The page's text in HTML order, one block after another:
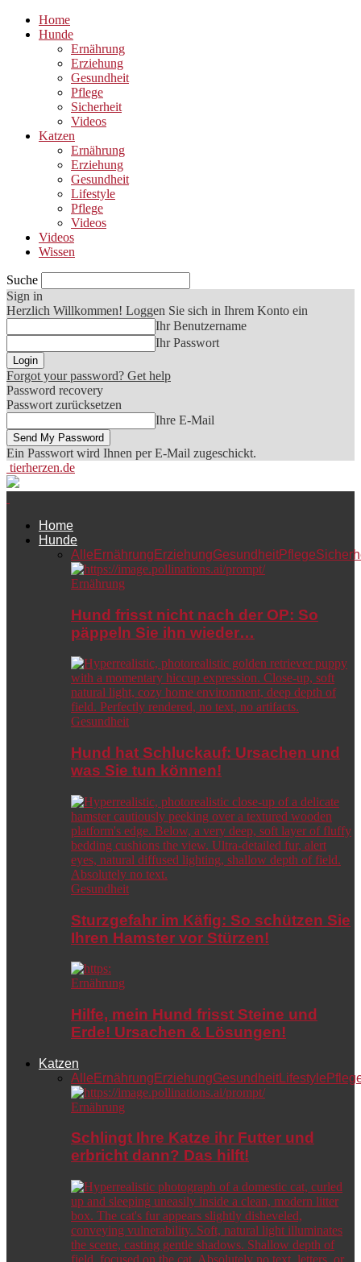
Home
Hunde
Ernährung
Erziehung
Gesundheit
Pflege
Sicherheit
Videos
Katzen
Ernährung
Erziehung
Gesundheit
Lifestyle
Pflege
Videos
Videos
Wissen
Suche
Sign in
Herzlich Willkommen! Loggen Sie sich in Ihrem Konto ein
Ihr Benutzername
Ihr Passwort
Forgot your password? Get help
Password recovery
Passwort zurücksetzen
Ihre E-Mail
Ein Passwort wird Ihnen per E-Mail zugeschickt.
tierherzen.de
Home
Hunde
Alle Ernährung ErziehungGesundheitPflege
Ernährung
Hund frisst nicht nach der OP: So
päppeln Sie ihn wieder…
Gesundheit
Hund hat Schluckauf: Ursachen und
was Sie tun können!
Gesundheit
Sturzgefahr im Käfig: So schützen Sie
Ihren Hamster vor Stürzen!
Ernährung
Hilfe, mein Hund frisst Steine und
Erde! Ursachen & Lösungen!
Katzen
Alle Ernährung ErziehungGesundheitLifestyle
Ernährung
Schlingt Ihre Katze ihr Futter und
erbricht dann? Das hilft!